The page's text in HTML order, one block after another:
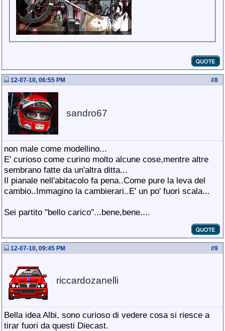
#8
12-07-10, 06:55 PM
sandro67
non male come modellino...
E' curioso come curino molto alcune cose,mentre altre
sembrano fatte da un'altra ditta...
Il pianale nell'abitacolo fa pena..Come pure la leva del
cambio..Immagino la cambierari..E' un po' fuori scala...
Sei partito "bello carico"...bene,bene....
#9
12-07-10, 09:45 PM
riccardozanelli
Bella idea Albi, sono curioso di vedere cosa si riesce a
tirar fuori da questi Diecast.